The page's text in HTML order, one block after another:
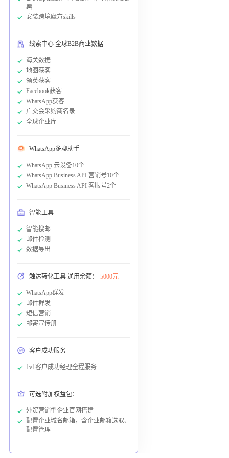
署
安装跨境魔方skills
线索中心 全球B2B商业数据
海关数据
地图获客
领英获客
Facebook获客
WhatsApp获客
广交会采购商名录
全球企业库
WhatsApp多聊助手
WhatsApp 云设备10个
WhatsApp Business API 营销号10个
WhatsApp Business API 客服号2个
智能工具
智能搜邮
邮件检测
数据导出
触达转化工具 通用余额： 5000元
WhatsApp群发
邮件群发
短信营销
邮寄宣传册
客户成功服务
1v1客户成功经理全程服务
可选附加权益包：
外贸营销型企业官网搭建
配置企业域名邮箱，含企业邮箱选取、
配置管理